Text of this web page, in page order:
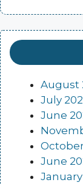
August
July
June
June